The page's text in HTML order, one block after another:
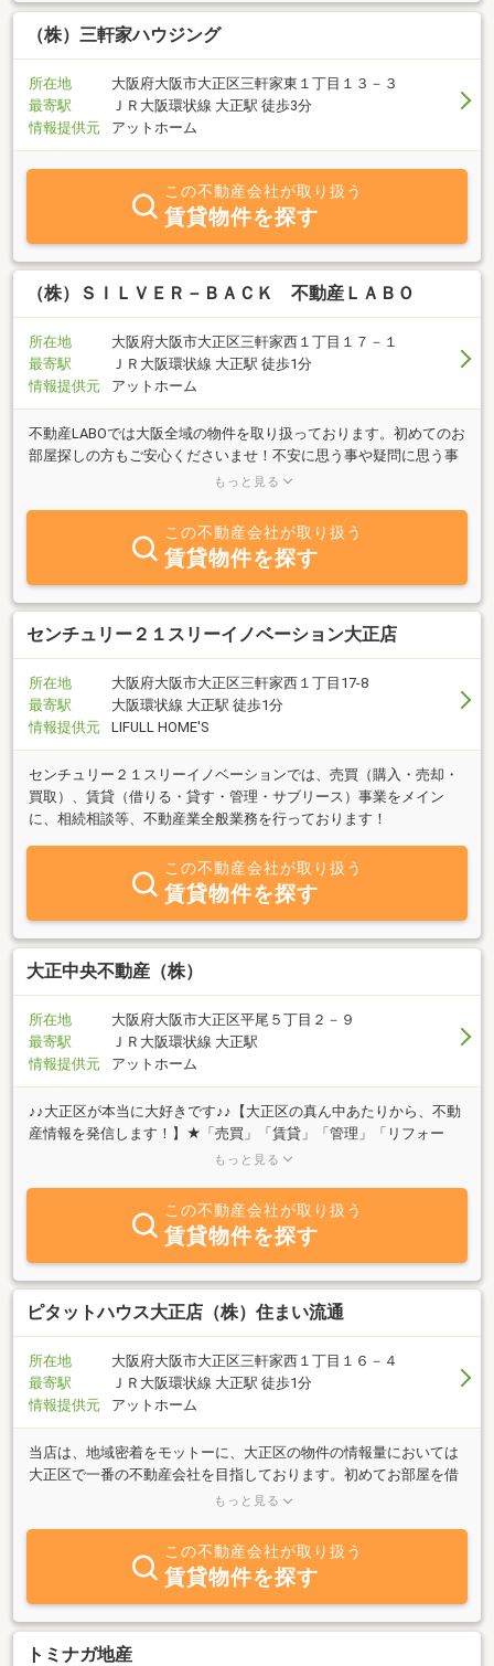
（株）三軒家ハウジング
所在地
大阪府大阪市大正区三軒家東１丁目１３－３
最寄駅
ＪＲ大阪環状線 大正駅 徒歩3分
情報提供元
アットホーム
この不動産会社が取り扱う
賃貸物件を探す
（株）ＳＩＬＶＥＲ－ＢＡＣＫ 不動産ＬＡＢＯ
所在地
大阪府大阪市大正区三軒家西１丁目１７－１
最寄駅
ＪＲ大阪環状線 大正駅 徒歩1分
情報提供元
アットホーム
不動産LABOでは大阪全域の物件を取り扱っております。初めてのお
部屋探しの方もご安心くださいませ！不安に思う事や疑問に思う事
など、なんでもご相談ください♪お客様が納得のいくまで経験豊富
もっと見る
この不動産会社が取り扱う
賃貸物件を探す
センチュリー２１スリーイノベーション大正店
所在地
大阪府大阪市大正区三軒家西１丁目17-8
最寄駅
大阪環状線 大正駅 徒歩1分
情報提供元
LIFULL HOME'S
センチュリー２１スリーイノベーションでは、売買（購入・売却・
買取）、賃貸（借りる・貸す・管理・サブリース）事業をメイン
に、相続相談等、不動産業全般業務を行っております！
この不動産会社が取り扱う
賃貸物件を探す
大正中央不動産（株）
所在地
大阪府大阪市大正区平尾５丁目２－９
最寄駅
ＪＲ大阪環状線 大正駅
情報提供元
アットホーム
♪♪大正区が本当に大好きです♪♪【大正区の真ん中あたりから、不動
産情報を発信します！】★「売買」「賃貸」「管理」「リフォー
ム」等、不動産に関する事は、なんなりとご相談下さい！★『お客
いたします。★みなさん。不動産屋さんは「コワイ…」というイメ
ージありませんか？そんな方こそ弊社にお問い合わせ・ご来店下さ
い！ そのイメージを一瞬で溶かしてもらえるよう、真剣に全力で
努めさせていただきます。★ぜひ、大正区のお部屋探し、不動産の
ご相談は…駅前に行く前に（行ってからでも！）、サンクス平尾商
店街内の【大正中央不動産（株）】へ！！
もっと見る
この不動産会社が取り扱う
賃貸物件を探す
ピタットハウス大正店（株）住まい流通
所在地
大阪府大阪市大正区三軒家西１丁目１６－４
最寄駅
ＪＲ大阪環状線 大正駅 徒歩1分
情報提供元
アットホーム
当店は、地域密着をモットーに、大正区の物件の情報量においては
大正区で一番の不動産会社を目指しております。初めてお部屋を借
りる・初期費用が心配・保証人を頼みにくい等、当社スタッフまで
は、売買物件も取り扱っておりますので、住宅に関することは、な
んでもご相談下さい！お客様のご来店をスタッフ一同、心よりお待
ち致しております。
もっと見る
この不動産会社が取り扱う
賃貸物件を探す
トミナガ地産